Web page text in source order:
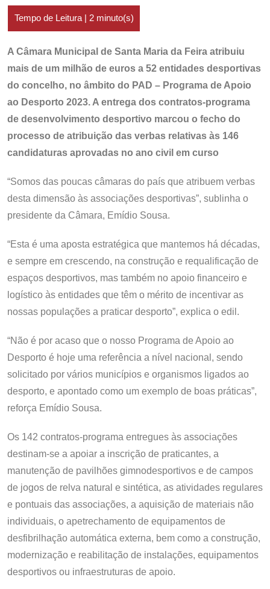
A Câmara Municipal de Santa Maria da Feira atribuiu
mais de um milhão de euros a 52 entidades desportivas
do concelho, no âmbito do PAD – Programa de Apoio
ao Desporto 2023. A entrega dos contratos-programa
de desenvolvimento desportivo marcou o fecho do
processo de atribuição das verbas relativas às 146
candidaturas aprovadas no ano civil em curso
“Somos das poucas câmaras do país que atribuem verbas
desta dimensão às associações desportivas”, sublinha o
presidente da Câmara, Emídio Sousa.
“Esta é uma aposta estratégica que mantemos há décadas,
e sempre em crescendo, na construção e requalificação de
espaços desportivos, mas também no apoio financeiro e
logístico às entidades que têm o mérito de incentivar as
nossas populações a praticar desporto”, explica o edil.
“Não é por acaso que o nosso Programa de Apoio ao
Desporto é hoje uma referência a nível nacional, sendo
solicitado por vários municípios e organismos ligados ao
desporto, e apontado como um exemplo de boas práticas”,
reforça Emídio Sousa.
Os 142 contratos-programa entregues às associações
destinam-se a apoiar a inscrição de praticantes, a
manutenção de pavilhões gimnodesportivos e de campos
de jogos de relva natural e sintética, as atividades regulares
e pontuais das associações, a aquisição de materiais não
individuais, o apetrechamento de equipamentos de
desfibrilhação automática externa, bem como a construção,
modernização e reabilitação de instalações, equipamentos
desportivos ou infraestruturas de apoio.